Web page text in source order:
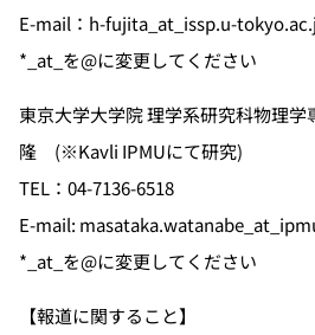
E-mail：h-fujita_at_issp.u-
*_at_を@に変更してください
東京大学大学院 理学系研究科物理
隆 (※Kavli IPMUにて研究)
TEL：04-7136-6518
E-mail:
*_at_を@に変更してください
【報道に関すること】